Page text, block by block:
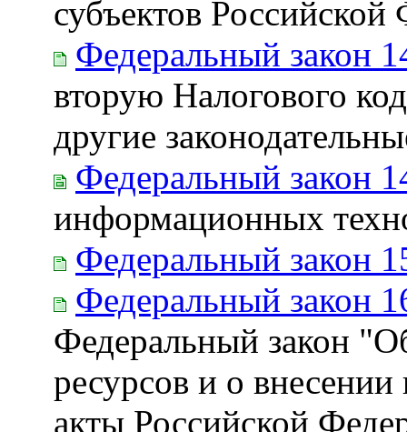
субъектов
Федеральный закон
вторую Налогового
другие
Федеральный закон
информационных
Федеральный закон
Федеральный закон
Федеральный закон
ресурсов и о
акты Российской